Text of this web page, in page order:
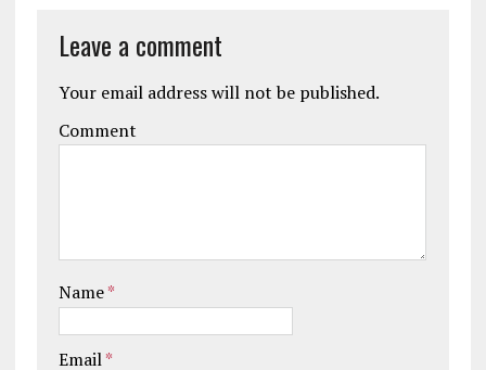
Leave a comment
Your email address will not be published.
Comment
Name*
Email*